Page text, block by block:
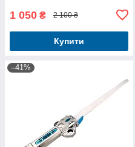
1 050 ₴ 2 100 ₴
Купити
–41%